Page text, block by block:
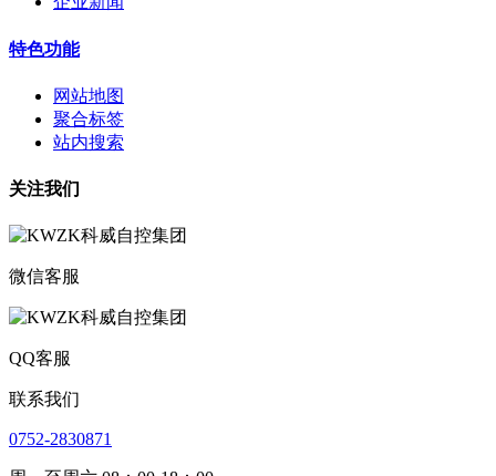
特色功能
网站地图
聚合标签
站内搜索
关注我们
微信客服
QQ客服
联系我们
0752-2830871